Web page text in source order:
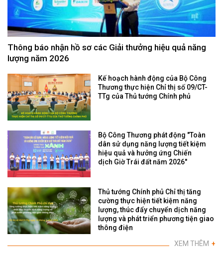
Thông báo nhận hồ sơ các Giải thưởng hiệu quả năng
lượng năm 2026
Kế hoạch hành động của Bộ Công
Thương thực hiện Chỉ thị số 09/CT-
TTg của Thủ tướng Chính phủ
Bộ Công Thương phát động "Toàn
dân sử dụng năng lượng tiết kiệm
hiệu quả và hưởng ứng Chiến
dịch Giờ Trái đất năm 2026"
Thủ tướng Chính phủ Chỉ thị tăng
cường thực hiện tiết kiệm năng
lượng, thúc đẩy chuyển dịch năng
lượng và phát triển phương tiện giao
thông điện
XEM THÊM +